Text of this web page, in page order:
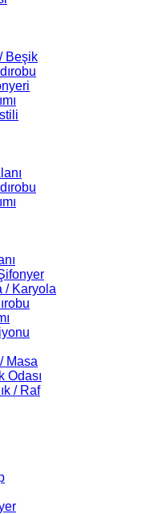
Beşik
/ Karyola
Masa
Odası
/ Raf